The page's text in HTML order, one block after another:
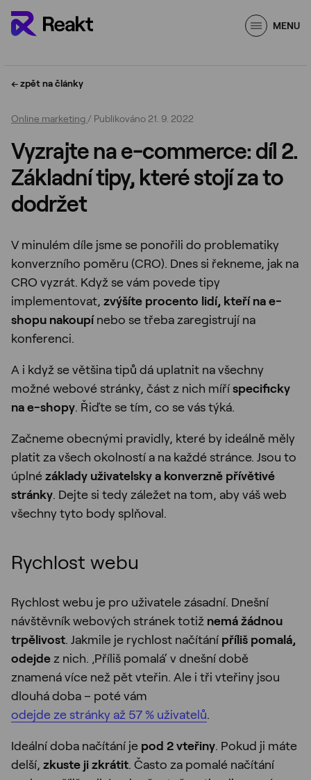
MENU
← zpět na články
Online marketing / Publikováno 21. 9. 2022
Vyzrajte na e-commerce: díl 2.
Základní tipy, které stojí za to
dodržet
V minulém díle jsme se ponořili do problematiky
konverzního poměru (CRO). Dnes si řekneme, jak na
CRO vyzrát. Když se vám povede tipy
implementovat, zvýšíte procento lidí, kteří na e-
shopu nakoupínebo se třeba zaregistrují na
konferenci.
A i když se většina tipů dá uplatnit na všechny
možné webové stránky, část z nich míří specificky
na e-shopy. Řiďte se tím, co se vás týká.
Začneme obecnými pravidly, které by ideálně měly
platit za všech okolností a na každé stránce. Jsou to
úplné základy uživatelsky a konverzně přívětivé
stránky. Dejte si tedy záležet na tom, aby váš web
všechny tyto body splňoval.
Rychlost webu
Rychlost webu je pro uživatele zásadní. Dnešní
návštěvník webových stránek totiž nemá žádnou
trpělivost. Jakmile je rychlost načítání příliš pomalá,
odejde z nich. ‚Příliš pomalá‘ v dnešní době
znamená více než pět vteřin. Ale i tři vteřiny jsou
dlouhá doba – poté vám
odejde ze stránky až 57 % uživatelů.
Ideální doba načítání je pod 2 vteřiny. Pokud ji máte
delší, zkuste ji zkrátit. Často za pomalé načítání